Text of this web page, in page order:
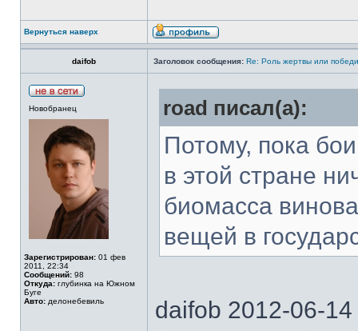
Вернуться наверх
daifob Заголовок сообщения: Re: Роль жертвы или
Новобранец
Зарегистрирован: 01 фев
2011, 22:34
Сообщений: 98
Откуда: глубинка на Южном
Буге
Авто: делонебевиль
road писал(а):
Потому, пока
в этой стране
биомасса
вещей в
daifob 2012-06-